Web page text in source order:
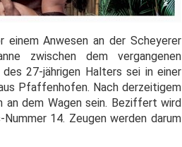
einem Anwesen an der Scheyerer
zwischen dem vergangenen
27-jährigen Halters sei in einer
Pfaffenhofen. Nach derzeitigem
an dem Wagen sein. Beziffert wird
14. Zeugen werden darum